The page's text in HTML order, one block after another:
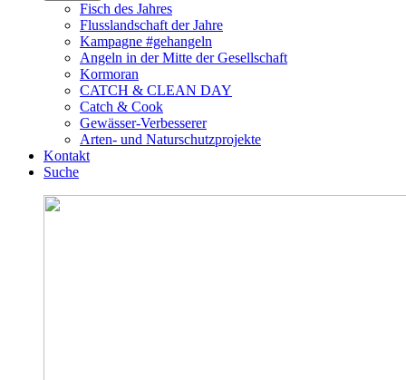
Fisch des Jahres
Flusslandschaft der Jahre
Kampagne #gehangeln
Angeln in der Mitte der Gesellschaft
Kormoran
CATCH & CLEAN DAY
Catch & Cook
Gewässer-Verbesserer
Arten- und Naturschutzprojekte
Kontakt
Suche